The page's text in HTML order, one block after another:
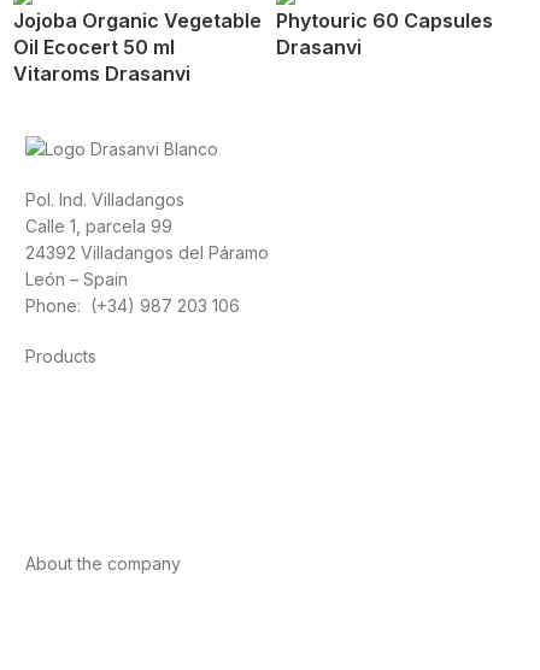
Jojoba Organic Vegetable
Oil Ecocert 50 ml
Vitaroms Drasanvi
Phytouric 60 Capsules
Drasanvi
Pol. Ind. Villadangos
Calle 1, parcela 99
24392 Villadangos del Páramo
León – Spain
Phone: (+34) 987 203 106
Products
About the company